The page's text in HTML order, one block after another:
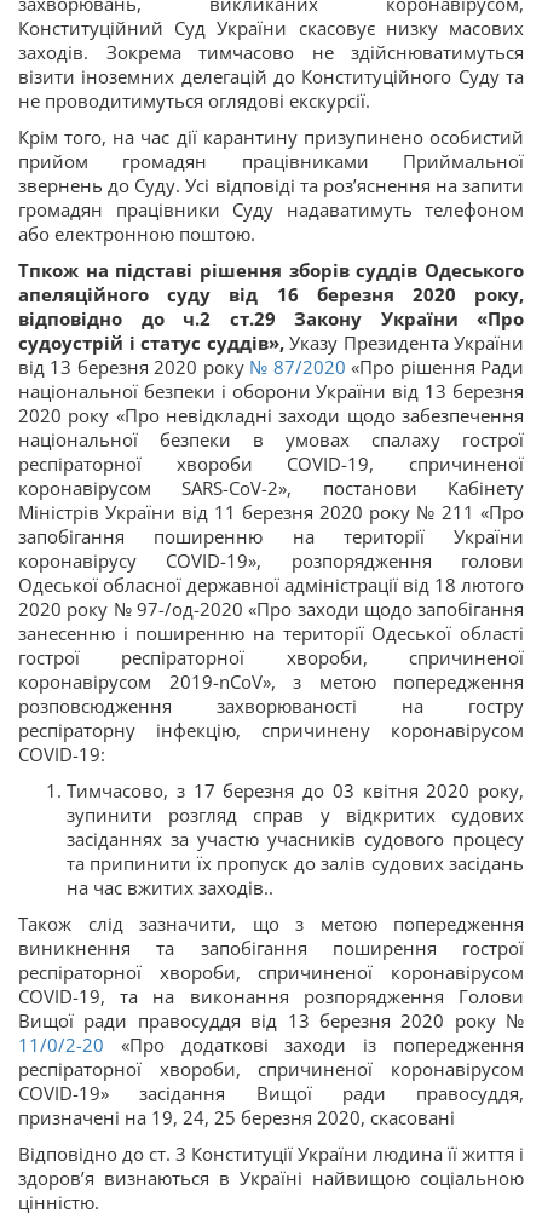
Конституційний Суд України скасовує низку масових
заходів. Зокрема тимчасово не здійснюватимуться
візити іноземних делегацій до Конституційного Суду та
не проводитимуться оглядові екскурсії.
Крім того, на час дії карантину призупинено особистий
прийом громадян працівниками Приймальної
звернень до Суду. Усі відповіді та роз’яснення на запити
громадян працівники Суду надаватимуть телефоном
або електронною поштою.
Тпкож на підставі рішення зборів суддів Одеського
апеляційного суду від 16 березня 2020 року,
відповідно до ч.2 ст.29 Закону України «Про
судоустрій і статус суддів»,Указу Президента України
від 13 березня 2020 року № 87/2020 «Про рішення Ради
національної безпеки і оборони України від 13 березня
2020 року «Про невідкладні заходи щодо забезпечення
національної безпеки в умовах спалаху гострої
респіраторної хвороби COVID-19, спричиненої
коронавірусом SARS-CoV-2», постанови Кабінету
Міністрів України від 11 березня 2020 року № 211 «Про
запобігання поширенню на території України
коронавірусу COVID-19», розпорядження голови
Одеської обласної державної адміністрації від 18 лютого
2020 року № 97-/од-2020 «Про заходи щодо запобігання
занесенню і поширенню на території Одеської області
гострої респіраторної хвороби, спричиненої
коронавірусом 2019-nCoV», з метою попередження
розповсюдження захворюваності на гостру
респіраторну інфекцію, спричинену коронавірусом
COVID-19:
Тимчасово, з 17 березня до 03 квітня 2020 року,
зупинити розгляд справ у відкритих судових
засіданнях за участю учасників судового процесу
та припинити їх пропуск до залів судових засідань
на час вжитих заходів..
Також слід зазначити, що з метою попередження
виникнення та запобігання поширення гострої
респіраторної хвороби, спричиненої коронавірусом
COVID-19, та на виконання розпорядження Голови
Вищої ради правосуддя від 13 березня 2020 року №
11/0/2-20 «Про додаткові заходи із попередження
респіраторної хвороби, спричиненої коронавірусом
COVID-19» засідання Вищої ради правосуддя,
призначені на 19, 24, 25 березня 2020, скасовані
Відповідно до ст. 3 Конституції України людина її життя і
здоров’я визнаються в Україні найвищою соціальною
цінністю.